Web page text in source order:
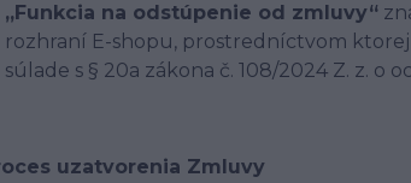
„Funkcia na odstúpenie od zmluvy“
rozhraní E-shopu, prostredníctvom
súlade s § 20a zákona č. 108/2024 Z. z. o
uzatvorenia Zmluvy